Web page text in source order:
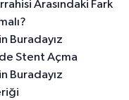
Arasındaki Fark
Buradayız
Stent Açma
Buradayız